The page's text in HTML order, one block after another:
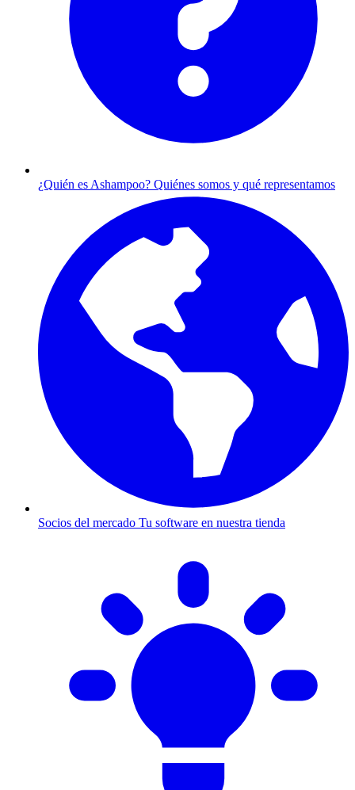
¿Quién es Ashampoo? Quiénes somos y qué representamos
Socios del mercado Tu software en nuestra tienda